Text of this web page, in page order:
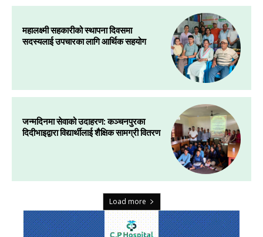
महालक्ष्मी सहकारीको स्थापना दिवसमा
सदस्यलाई उपचारका लागि आर्थिक सहयोग
जन्मदिनमा सेवाको उदाहरण: कञ्चनपुरका
दिदीभाइद्वारा विद्यार्थीलाई शैक्षिक सामग्री वितरण
Load more